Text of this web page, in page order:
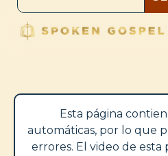
Esta página
automáticas, por lo que
errores. El video de esta